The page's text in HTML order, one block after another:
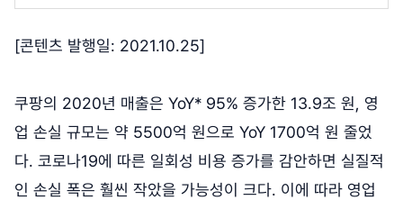
[콘텐츠 발행일: 2021.10.25]
쿠팡의 2020년 매출은 YoY* 95% 증가한 13.9조 원, 영
업 손실 규모는 약 5500억 원으로 YoY 1700억 원 줄었
다. 코로나19에 따른 일회성 비용 증가를 감안하면 실질적
인 손실 폭은 훨씬 작았을 가능성이 크다. 이에 따라 영업